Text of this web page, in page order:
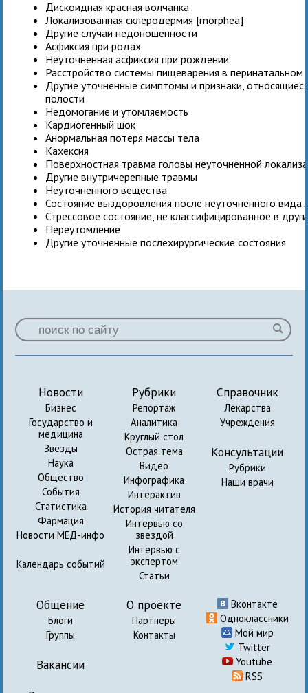
Дискоидная красная волчанка
Локализованная склеродермия [morphea]
Другие случаи недоношенности
Асфиксия при родах
Неуточненная асфиксия при рождении
Расстройство системы пищеварения в
Другие уточненные симптомы и признаки,
полости
Недомогание и утомляемость
Кардиогенный шок
Анормальная потеря массы тела
Кахексия
Поверхностная травма головы неуточненной
Другие внутричерепные травмы
Неуточненного вещества
Состояние выздоровления после неуточненного вида
Стрессовое состояние, не классифицированное в
Переутомление
Другие уточненные послехирургические состояния
Новости
Бизнес
Государство и
медицина
Звезды
Наука
Общество
События
Статистика
Фармация
Новости МЕД-инфо
Календарь событий
Рубрики
Репортаж
Аналитика
Круглый стол
Острая тема
Видео
Инфографика
Интерактив
История читателя
Интервью со
звездой
Интервью с
экспертом
Статьи
Справочник
Лекарства
Учреждения
Консультации
Рубрики
Наши врачи
Общение
Блоги
Группы
Вакансии
О проекте
Партнеры
Контакты
Вконтакте
Одноклассники
Мой мир
Twitter
Youtube
RSS